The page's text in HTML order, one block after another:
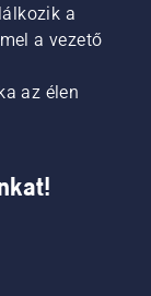
a
a vezető
az élen